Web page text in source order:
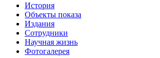
История
Объекты показа
Издания
Сотрудники
Научная жизнь
Фотогалерея